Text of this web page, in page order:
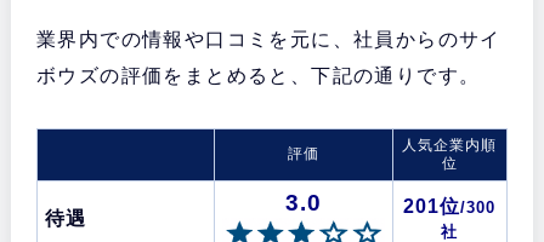
業界内での情報や口コミを元に、社員からのサイ
ボウズの評価をまとめると、下記の通りです。
評価
人気企業内順
位
待遇
3.0 201位/300
社